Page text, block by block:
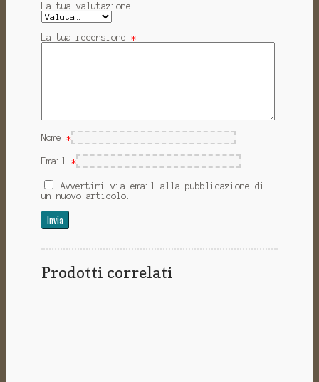
La tua valutazione
La tua recensione *
Nome *
Email *
Avvertimi via email alla pubblicazione di
un nuovo articolo.
Prodotti correlati